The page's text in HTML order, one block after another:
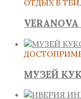
ОТДЫХ В
МУЗЕЙ